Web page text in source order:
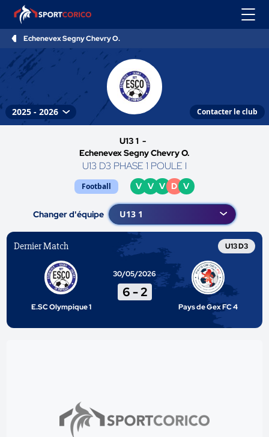
Echenevex Segny Chevry O.
Contacter le club
U13 1 -
Echenevex Segny Chevry O.
U13 D3 PHASE 1 POULE I
Football V V V D V
Changer d'équipe
Dernier Match U13 D3
E.SC Olympique 1
30/05/2026
6- 2
Pays de Gex FC 4